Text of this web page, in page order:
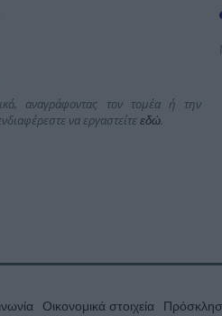
αναγράφοντας τον τομέα ή την
να εργαστείτε εδώ
Οικονομικά στοιχεία